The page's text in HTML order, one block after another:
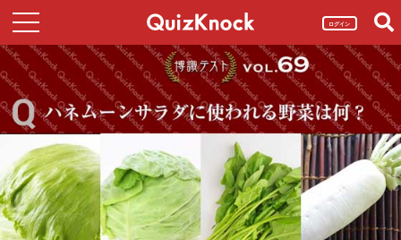
ログイン